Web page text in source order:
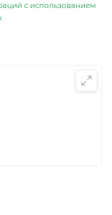
с использованием